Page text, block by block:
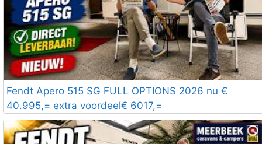
Fendt Apero 515 SG FULL OPTIONS 2026 nu €
40.995,= extra voordeel€ 6017,=